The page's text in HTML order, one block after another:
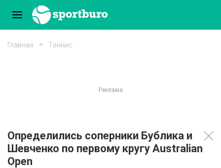
Главная Теннис
Определились соперники Бублика и
Шевченко по первому кругу Australian
Open